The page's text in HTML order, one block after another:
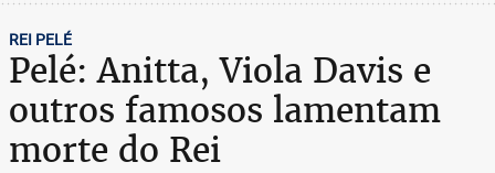
REI PELÉ
Pelé: Anitta, Viola Davis e
outros famosos lamentam
morte do Rei